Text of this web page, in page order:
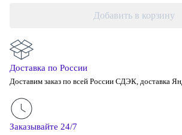
Добавить в корзину
Доставка по России
Доставим заказ по всей России СДЭК, доставка
Заказывайте 24/7